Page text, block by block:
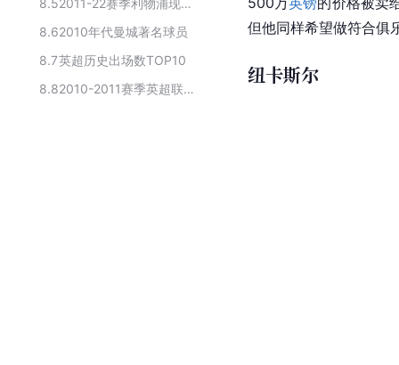
8.62010年代曼城著名球员
8.7英超历史出场数TOP10
8.8
2010-2011赛季英超联赛曼彻斯特城队球员名单
但他同样希望做符合俱
纽卡斯尔